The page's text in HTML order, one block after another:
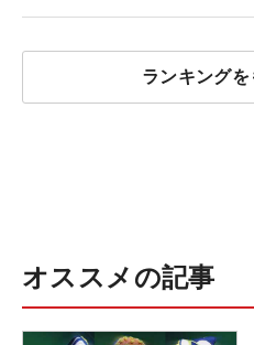
ランキング
オススメの記事